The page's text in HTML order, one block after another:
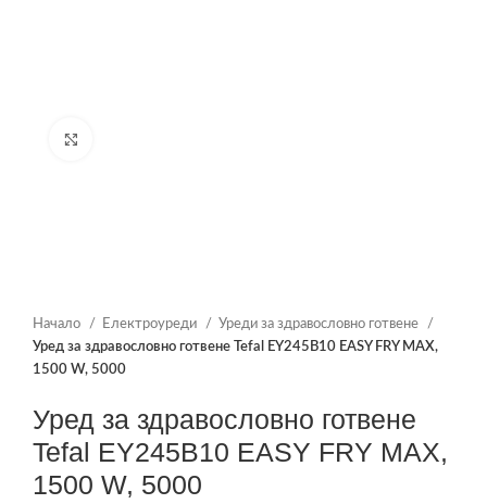
Начало Електроуреди
Уреди за здравословно готвене
Уред за здравословно готвене Tefal EY245B10 EASY FRY MAX,
1500 W, 5000
Уред за здравословно готвене
Tefal EY245B10 EASY FRY MAX,
1500 W, 5000